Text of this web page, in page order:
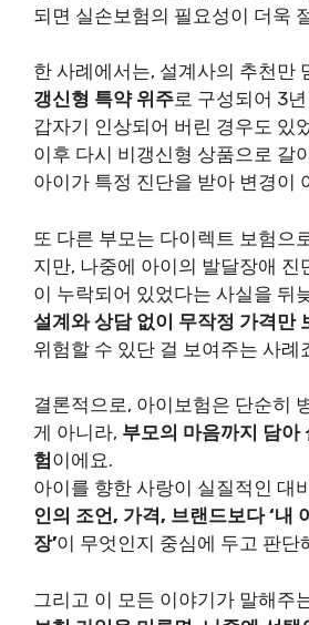
되면 실손보험의 필요성이 더욱
한 사례에서는, 설계사의 추천만
갱신형 특약 위주로 구성되어 3
갑자기 인상되어 버린 경우도 있
이후 다시 비갱신형 상품으로 갈
아이가 특정 진단을 받아 변경이
또 다른 부모는 다이렉트 보험으
지만, 나중에 아이의 발달장애 진
이 누락되어 있었다는 사실을 뒤
설계와 상담 없이 무작정 가격만
위험할 수 있단 걸 보여주는 사례
결론적으로, 아이보험은 단순히
게 아니라, 부모의 마음까지 담아
험이에요.
아이를 향한 사랑이 실질적인 대
인의 조언, 가격, 브랜드보다 ‘내
장’이 무엇인지 중심에 두고 판단
그리고 이 모든 이야기가 말해주